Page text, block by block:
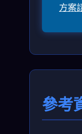
方案
參考